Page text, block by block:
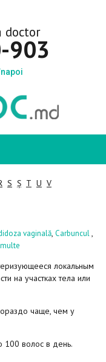
doctor
903
S Ș T U V
vaginală, Carbuncul,
локальным
на участках тела или
чаще, чем у
100 волос в день.